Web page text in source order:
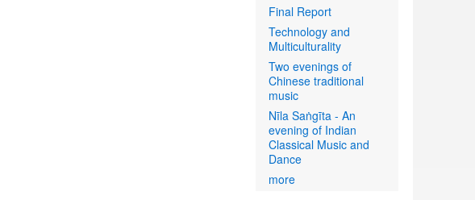
Final Report
Technology and
Multiculturality
Two evenings of
Chinese traditional
music
Nīla Saṅgīta - An
evening of Indian
Classical Music and
Dance
more